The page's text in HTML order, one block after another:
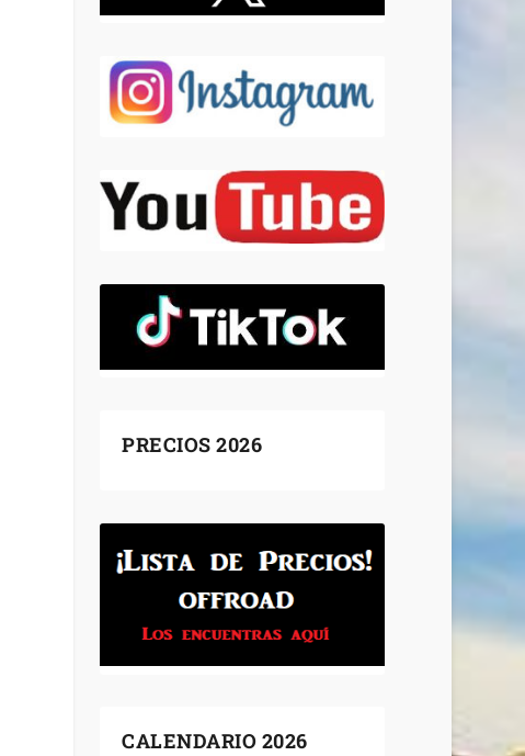
PRECIOS 2026
CALENDARIO 2026